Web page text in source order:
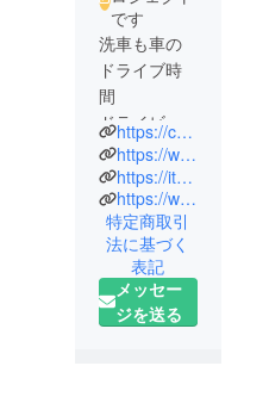
です
洗車も車の
ドライブ時
間
ドライビン
グ以外のお
車との時間
を楽しむ
為、カー
ビューティ
ラボが常に
https://carbeauty-lab.com/
https://www.instagram.com/car_beauty_lab/
https://item.rakuten.co.jp/removal/c/0000000863/
https://www.amazon.co.jp/stores/CARBEAUTYLAB/
特定商取引
法に基づく
表記
メッセー
ジを送る